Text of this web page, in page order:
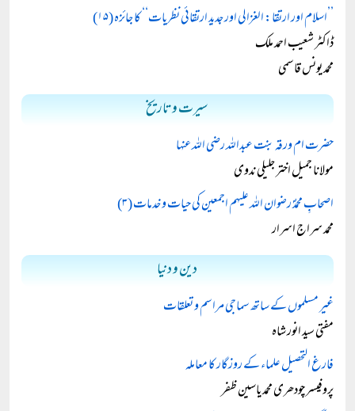
’’اسلام اور ارتقا: الغزالی اور جدید ارتقائی نظریات‘‘ کا جائزہ (۱۵)
ڈاکٹر شعیب احمد ملک
محمد یونس قاسمی
سیرت و تاریخ
حضرت ام ورقہ بنت عبداللہ رضی اللہ عنہا
مولانا جمیل اختر جلیلی ندوی
اصحابِ محمدؐ رضوان اللہ علیہم اجمعین کی حیات و خدمات (۳)
محمد سراج اسرار
دین و دنیا
غیر مسلموں کے ساتھ سماجی مراسم و تعلقات
مفتی سید انور شاہ
فارغ التحصیل علماء کے روزگار کا معاملہ
پروفیسر چودھری محمد یاسین ظفر